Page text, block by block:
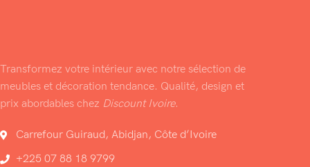
Transformez votre intérieur avec notre sélection de
meubles et décoration tendance. Qualité, design et
prix abordables chez Discount Ivoire.
Carrefour Guiraud, Abidjan, Côte d’Ivoire
+225 07 88 18 9799